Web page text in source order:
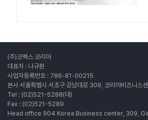
(주)코펙스 코리아
대표자 : 나규환
사업자등록번호 : 786-81-00215
본사 서울특별시 서초구 강남대로 309, 코리아비즈니스
Tel : (02)521-5288(대)
Fax : (02)521-5289
Head office 904 Korea Business center, 309,